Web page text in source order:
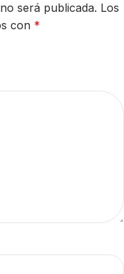
será publicada. Los
con *